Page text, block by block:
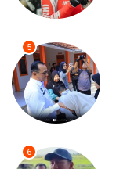
5
6